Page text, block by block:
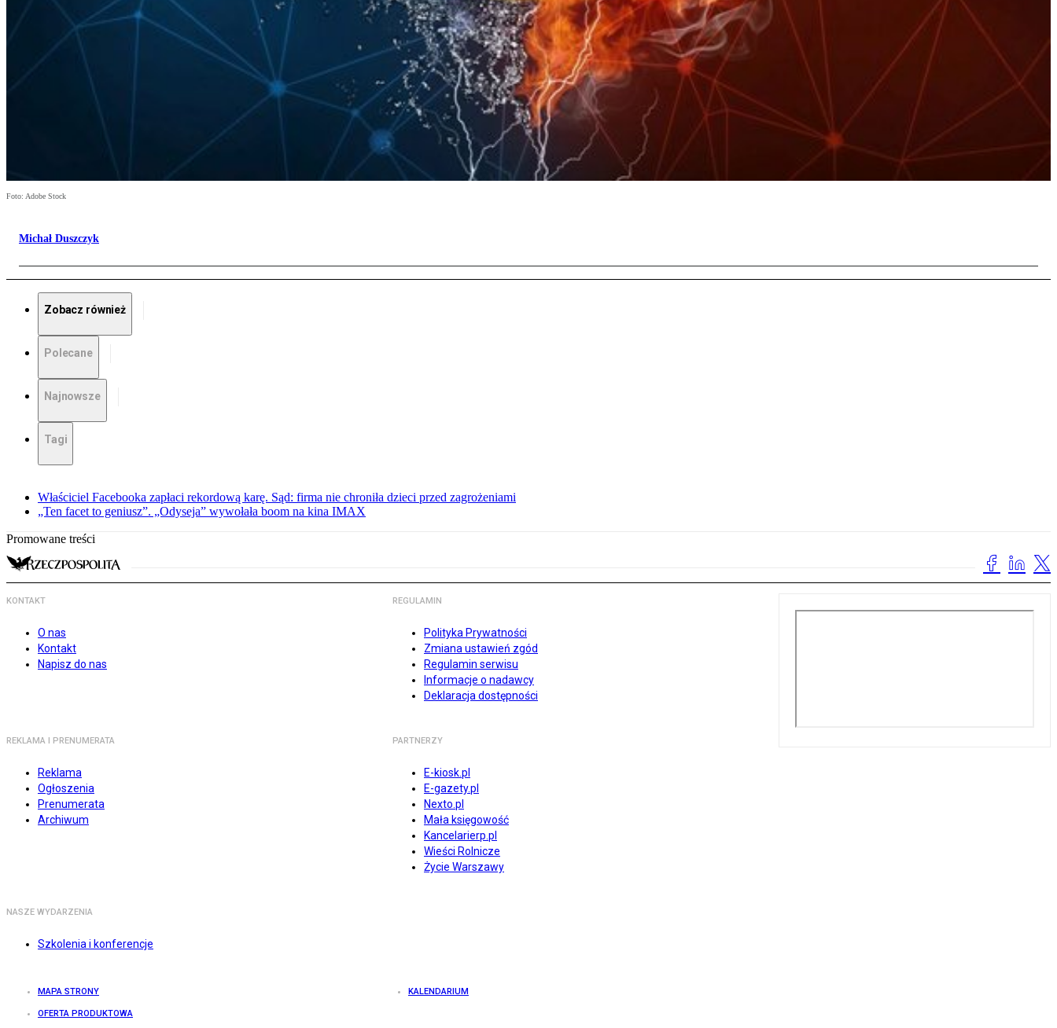
Foto: Adobe Stock
Michał Duszczyk
Zobacz również
Polecane
Najnowsze
Tagi
Właściciel Facebooka zapłaci rekordową karę. Sąd: firma nie chroniła dzieci przed zagrożeniami
„Ten facet to geniusz”. „Odyseja” wywołała boom na kina IMAX
Promowane treści
KONTAKT
O nas
Kontakt
Napisz do nas
REGULAMIN
Polityka Prywatności
Zmiana ustawień zgód
Regulamin serwisu
Informacje o nadawcy
Deklaracja dostępności
REKLAMA I PRENUMERATA
Reklama
Ogłoszenia
Prenumerata
Archiwum
PARTNERZY
E-kiosk.pl
E-gazety.pl
Nexto.pl
Mała księgowość
Kancelarierp.pl
Wieści Rolnicze
Życie Warszawy
NASZE WYDARZENIA
Szkolenia i konferencje
MAPA STRONY KALENDARIUM
OFERTA PRODUKTOWA